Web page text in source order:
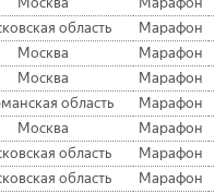
область Марафон
Москва Марафон
Москва Марафон
область Марафон
Москва Марафон
область Марафон
область Марафон